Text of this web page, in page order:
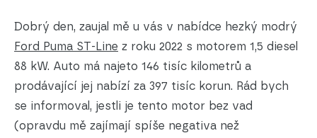
Dobrý den, zaujal mě u vás v nabídce hezký modrý
Ford Puma ST-Line z roku 2022 s motorem 1,5 diesel
88 kW. Auto má najeto 146 tisíc kilometrů a
prodávající jej nabízí za 397 tisíc korun. Rád bych
se informoval, jestli je tento motor bez vad
(opravdu mě zajímají spíše negativa než